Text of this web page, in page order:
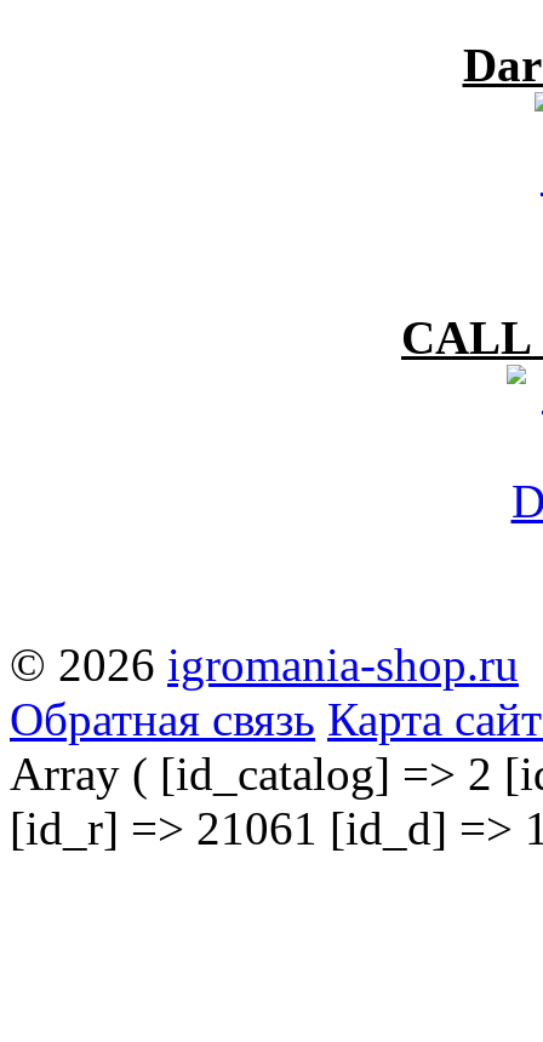
CALL
© 2026 igromania-shop.ru
Обратная связь Карта
Array ( [id_catalog] => 2
[id_r] => 21061 [id_d] =>